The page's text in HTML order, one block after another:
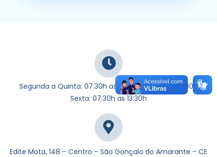
Segunda a Quinta: 07:30h as 11:30h e 13:00h as 17:00h
Sexta: 07:30h as 13:30h
Edite Mota, 148 – Centro – São Gonçalo do Amarante – CE